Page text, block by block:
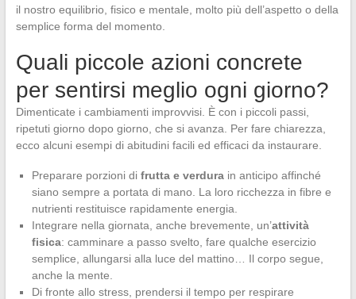
il nostro equilibrio, fisico e mentale, molto più dell’aspetto o della
semplice forma del momento.
Quali piccole azioni concrete
per sentirsi meglio ogni giorno?
Dimenticate i cambiamenti improvvisi. È con i piccoli passi,
ripetuti giorno dopo giorno, che si avanza. Per fare chiarezza,
ecco alcuni esempi di abitudini facili ed efficaci da instaurare.
Preparare porzioni di frutta e verdurain anticipo affinché
siano sempre a portata di mano. La loro ricchezza in fibre e
nutrienti restituisce rapidamente energia.
Integrare nella giornata, anche brevemente, un’attività
fisica: camminare a passo svelto, fare qualche esercizio
semplice, allungarsi alla luce del mattino… Il corpo segue,
anche la mente.
Di fronte allo stress, prendersi il tempo per respirare